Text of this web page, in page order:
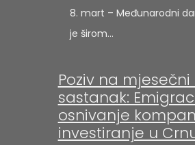
8. mart – Međunarodni
je širom…
Poziv na mjesečni
sastanak:
osnivanje
investiranje u